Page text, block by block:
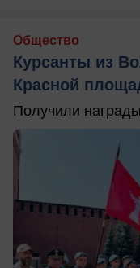
Общество
Курсанты из
Красной
Получили